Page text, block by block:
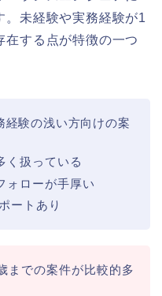
。未経験や実務経験が1
在する点が特徴の一つ
経験の浅い方向けの案
く扱っている
ォローが手厚い
ートあり
までの案件が比較的多